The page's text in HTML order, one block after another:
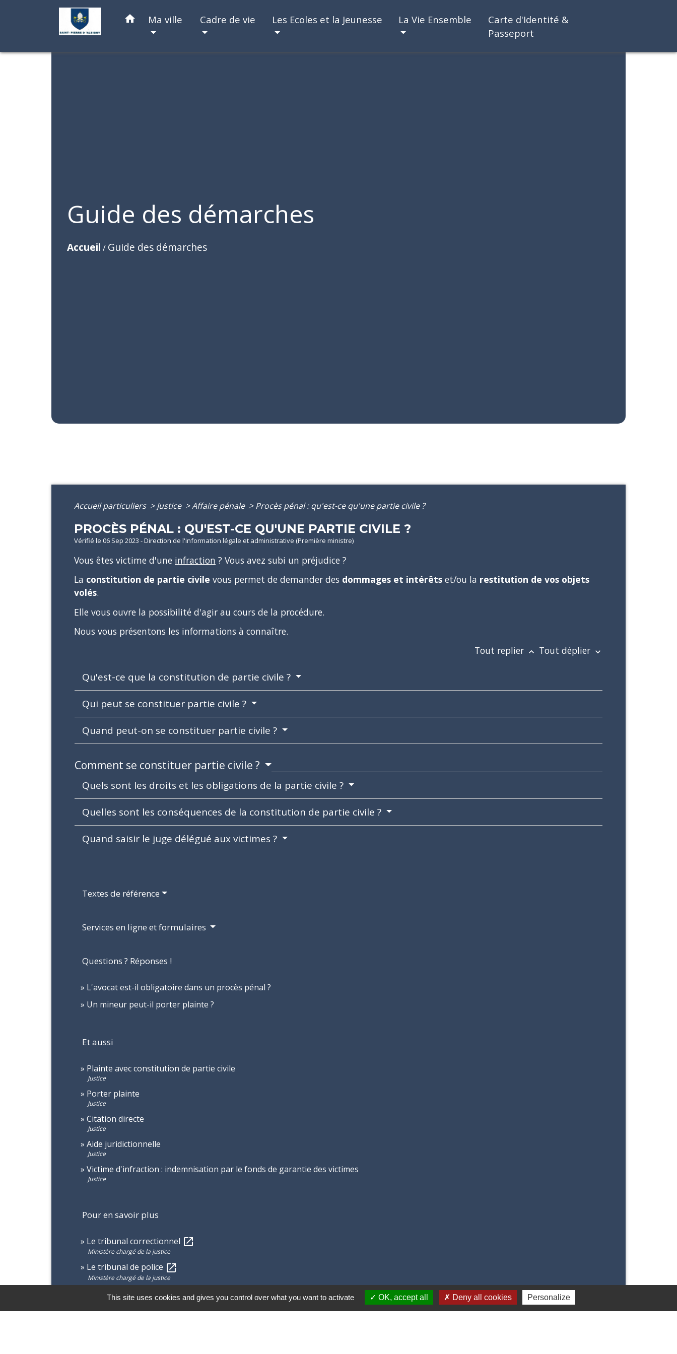
home Ma ville Cadre de vie Les Ecoles et la Jeunesse La Vie Ensemble
Carte d'Identité &
Passeport
Guide des démarches
Accueil / Guide des démarches
Accueil particuliers > Justice >Affaire pénale > Procès pénal : qu'est-ce qu'une partie civile ?
PROCÈS PÉNAL : QU'EST-CE QU'UNE PARTIE CIVILE ?
Vérifié le 06 Sep 2023 - Direction de l'information légale et administrative (Première ministre)
Vous êtes victime d'une infraction ? Vous avez subi un préjudice ?
La constitution de partie civile vous permet de demander des dommages et intérêts et/ou la restitution de vos objets
volés.
Elle vous ouvre la possibilité d'agir au cours de la procédure.
Nous vous présentons les informations à connaître.
Tout replier keyboard_arrow_up Tout déplier keyboard_arrow_down
Qu'est-ce que la constitution de partie civile ?
Qui peut se constituer partie civile ?
Quand peut-on se constituer partie civile ?
Comment se constituer partie civile ?
Quels sont les droits et les obligations de la partie civile ?
Quelles sont les conséquences de la constitution de partie civile ?
Quand saisir le juge délégué aux victimes ?
Textes de référence
Services en ligne et formulaires
Questions ? Réponses !
L'avocat est-il obligatoire dans un procès pénal ?
Un mineur peut-il porter plainte ?
Et aussi
Plainte avec constitution de partie civile
Justice
Porter plainte
Justice
Citation directe
Justice
Aide juridictionnelle
Justice
Victime d'infraction : indemnisation par le fonds de garantie des victimes
Justice
Pour en savoir plus
Le tribunal correctionnel open_in_new
Ministère chargé de la justice
Le tribunal de police open_in_new
Ministère chargé de la justice
Signaler une erreur sur cette page
This site uses cookies and gives you control over what you want to activate OK, accept all Deny all cookies Personalize